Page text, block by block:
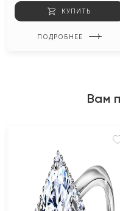
КУПИТЬ
ПОДРОБНЕЕ
Вам